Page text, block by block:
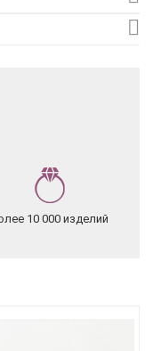
10 000 изделий